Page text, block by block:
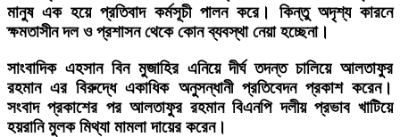
মানুষ এক হয়ে প্রতিবাদ কর্মসূচী পালন করে। কিন্তু অদৃশ্য কারনে
ক্ষমতাসীন দল ও প্রশাসন থেকে কোন ব্যবস্থা নেয়া হচ্ছেনা।
সাংবাদিক এহসান বিন মুজাহির এনিয়ে দীর্ঘ তদন্ত চালিয়ে আলতাফুর
রহমান এর বিরুদ্ধে একাধিক অনুসন্ধানী প্রতিবেদন প্রকাশ করেন।
সংবাদ প্রকাশের পর আলতাফুর রহমান বিএনপি দলীয় প্রভাব খাটিয়ে
হয়রানি মুলক মিথ্যা মামলা দায়ের করেন।